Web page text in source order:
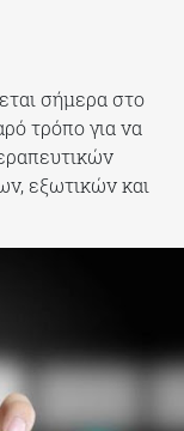
σήμερα στο
τρόπο για να
εξωτικών και